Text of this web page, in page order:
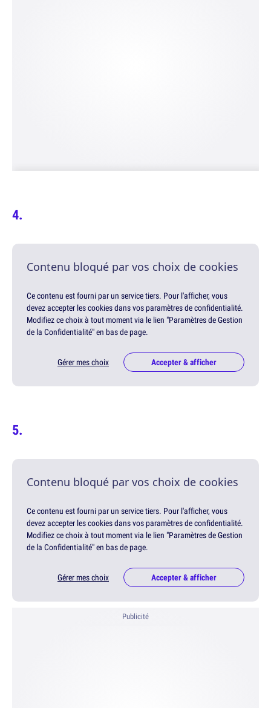
Contenu bloqué par vos choix de cookies
Ce contenu est fourni par un service tiers. Pour l'afficher, vous
devez accepter les cookies dans vos paramètres de confidentialité.
Modifiez ce choix à tout moment via le lien "Paramètres de Gestion
de la Confidentialité" en bas de page.
Gérer mes choix Accepter & afficher
Contenu bloqué par vos choix de cookies
Ce contenu est fourni par un service tiers. Pour l'afficher, vous
devez accepter les cookies dans vos paramètres de confidentialité.
Modifiez ce choix à tout moment via le lien "Paramètres de Gestion
de la Confidentialité" en bas de page.
Gérer mes choix Accepter & afficher
Publicité